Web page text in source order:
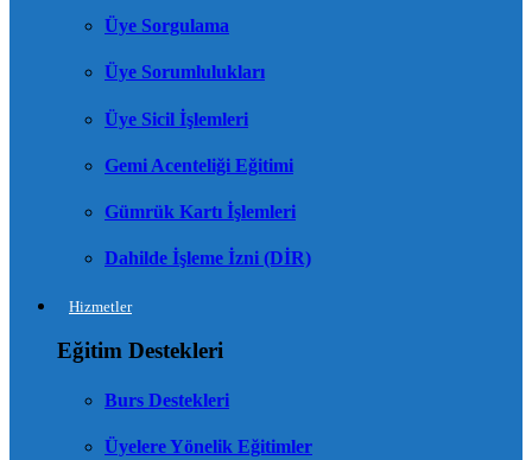
Üye Sorgulama
Üye Sorumlulukları
Üye Sicil İşlemleri
Gemi Acenteliği Eğitimi
Gümrük Kartı İşlemleri
Dahilde İşleme İzni (DİR)
Hizmetler
Eğitim Destekleri
Burs Destekleri
Üyelere Yönelik Eğitimler